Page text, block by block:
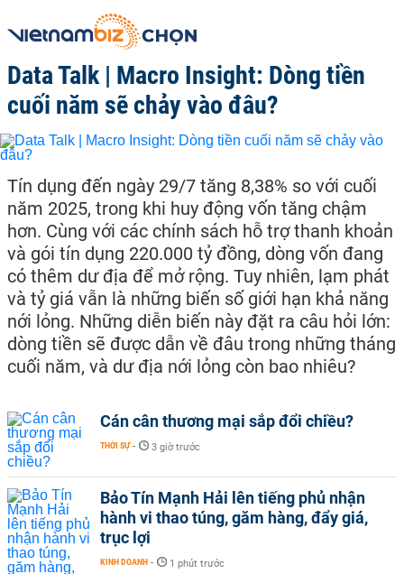
Data Talk | Macro Insight: Dòng tiền
cuối năm sẽ chảy vào đâu?
Tín dụng đến ngày 29/7 tăng 8,38% so với cuối
năm 2025, trong khi huy động vốn tăng chậm
hơn. Cùng với các chính sách hỗ trợ thanh khoản
và gói tín dụng 220.000 tỷ đồng, dòng vốn đang
có thêm dư địa để mở rộng. Tuy nhiên, lạm phát
và tỷ giá vẫn là những biến số giới hạn khả năng
nới lỏng. Những diễn biến này đặt ra câu hỏi lớn:
dòng tiền sẽ được dẫn về đâu trong những tháng
cuối năm, và dư địa nới lỏng còn bao nhiêu?
Cán cân thương mại sắp đổi chiều?
THỜI SỰ - 3 giờ trước
Bảo Tín Mạnh Hải lên tiếng phủ nhận
hành vi thao túng, găm hàng, đẩy giá,
trục lợi
KINH DOANH - 1 phút trước